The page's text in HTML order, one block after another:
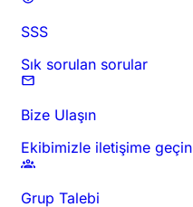
SSS
Sık sorulan sorular
Bize Ulaşın
Ekibimizle iletişime geçin
Grup Talebi